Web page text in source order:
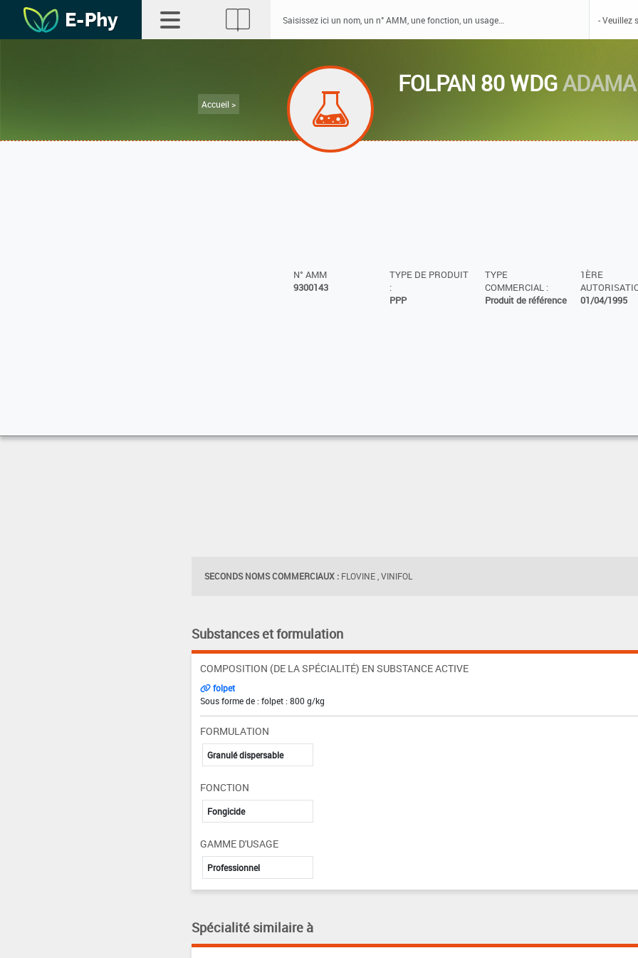
Accueil >
FOLPAN 80 WDG
N° AMM
9300143
TYPE DE PRODUIT
:
PPP
TYPE
COMMERCIAL :
Produit de référence
1ÈRE
01/04/1995
SECONDS NOMS COMMERCIAUX : FLOVINE , VINIFOL
Substances et formulation
COMPOSITION (DE LA SPÉCIALITÉ) EN SUBSTANCE ACTIVE
folpet
Sous forme de : folpet : 800 g/kg
FORMULATION
Granulé dispersable
FONCTION
Fongicide
GAMME D'USAGE
Professionnel
Spécialité similaire à